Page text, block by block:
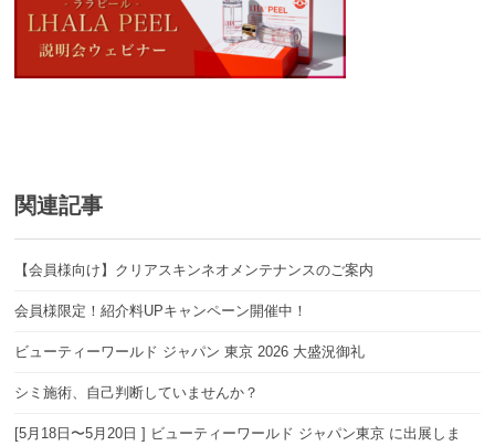
関連記事
【会員様向け】クリアスキンネオメンテナンスのご案内
会員様限定！紹介料UPキャンペーン開催中！
ビューティーワールド ジャパン 東京 2026 大盛況御礼
シミ施術、自己判断していませんか？
[5月18日〜5月20日 ] ビューティーワールド ジャパン東京 に出展しま